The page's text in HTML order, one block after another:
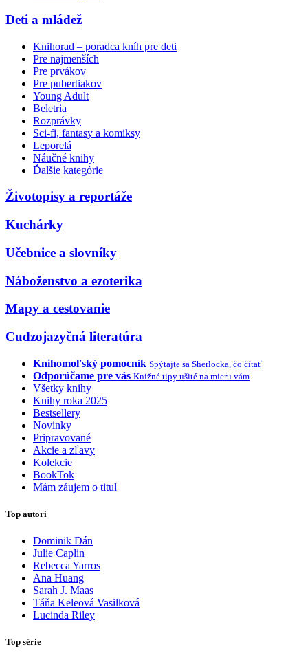
Deti a mládež
Knihorad – poradca kníh pre deti
Pre najmenších
Pre prvákov
Pre pubertiakov
Young Adult
Beletria
Rozprávky
Sci-fi, fantasy a komiksy
Leporelá
Náučné knihy
Ďalšie kategórie
Životopisy a reportáže
Kuchárky
Učebnice a slovníky
Náboženstvo a ezoterika
Mapy a cestovanie
Cudzojazyčná literatúra
Knihomoľský pomocník Spýtajte sa Sherlocka, čo čítať
Odporúčame pre vás Knižné tipy ušité na mieru vám
Všetky knihy
Knihy roka 2025
Bestsellery
Novinky
Pripravované
Akcie a zľavy
Kolekcie
BookTok
Mám záujem o titul
Top autori
Dominik Dán
Julie Caplin
Rebecca Yarros
Ana Huang
Sarah J. Maas
Táňa Keleová Vasilková
Lucinda Riley
Top série